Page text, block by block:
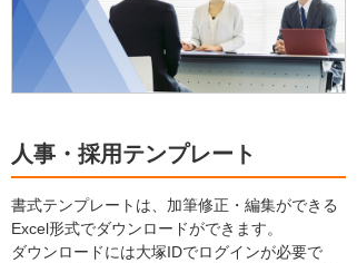
人事・採用テンプレート
書式テンプレートは、加筆修正・編集ができる
Excel形式でダウンロードができます。
ダウンロードには大塚IDでログインが必要で